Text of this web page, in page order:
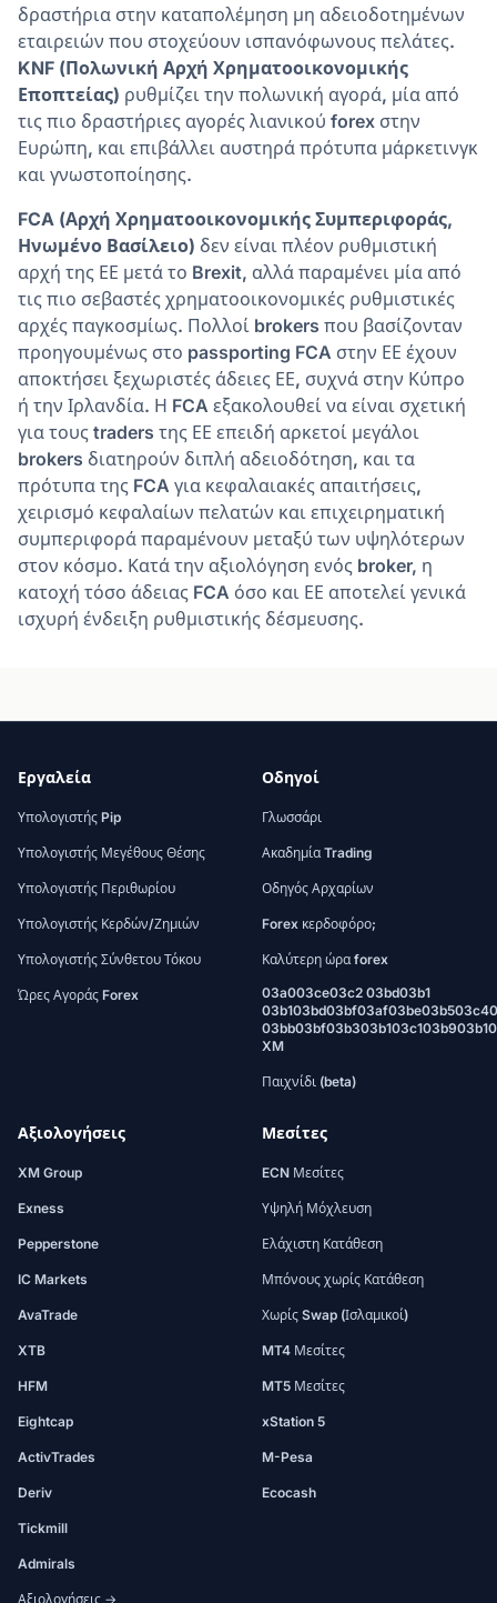
δραστήρια στην καταπολέμηση μη αδειοδοτημένων
εταιρειών που στοχεύουν ισπανόφωνους πελάτες.
KNF (Πολωνική Αρχή Χρηματοοικονομικής
Εποπτείας) ρυθμίζει την πολωνική αγορά, μία από
τις πιο δραστήριες αγορές λιανικού forex στην
Ευρώπη, και επιβάλλει αυστηρά πρότυπα μάρκετινγκ
και γνωστοποίησης.
FCA (Αρχή Χρηματοοικονομικής Συμπεριφοράς,
Ηνωμένο Βασίλειο) δεν είναι πλέον ρυθμιστική
αρχή της ΕΕ μετά το Brexit, αλλά παραμένει μία από
τις πιο σεβαστές χρηματοοικονομικές ρυθμιστικές
αρχές παγκοσμίως. Πολλοί brokers που βασίζονταν
προηγουμένως στο passporting FCA στην ΕΕ έχουν
αποκτήσει ξεχωριστές άδειες ΕΕ, συχνά στην Κύπρο
ή την Ιρλανδία. Η FCA εξακολουθεί να είναι σχετική
για τους traders της ΕΕ επειδή αρκετοί μεγάλοι
brokers διατηρούν διπλή αδειοδότηση, και τα
πρότυπα της FCA για κεφαλαιακές απαιτήσεις,
χειρισμό κεφαλαίων πελατών και επιχειρηματική
συμπεριφορά παραμένουν μεταξύ των υψηλότερων
στον κόσμο. Κατά την αξιολόγηση ενός broker, η
κατοχή τόσο άδειας FCA όσο και ΕΕ αποτελεί γενικά
ισχυρή ένδειξη ρυθμιστικής δέσμευσης.
Εργαλεία
Υπολογιστής Pip
Υπολογιστής Μεγέθους Θέσης
Υπολογιστής Περιθωρίου
Υπολογιστής Κερδών/Ζημιών
Υπολογιστής Σύνθετου Τόκου
Ώρες Αγοράς Forex
Οδηγοί
Γλωσσάρι
Ακαδημία Trading
Οδηγός Αρχαρίων
Forex κερδοφόρο;
Καλύτερη ώρα forex
03a003ce03c2 03bd03b1
XM
Παιχνίδι (beta)
Αξιολογήσεις
XM Group
Exness
Pepperstone
IC Markets
AvaTrade
XTB
HFM
Eightcap
ActivTrades
Deriv
Tickmill
Admirals
Αξιολογήσεις →
Μεσίτες
ECN Μεσίτες
Υψηλή Μόχλευση
Ελάχιστη Κατάθεση
Μπόνους χωρίς Κατάθεση
Χωρίς Swap (Ισλαμικοί)
MT4 Μεσίτες
MT5 Μεσίτες
xStation 5
M-Pesa
Ecocash